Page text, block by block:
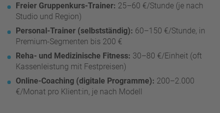
Freier Gruppenkurs-Trainer: 25–60 €/Stunde (je nach
Studio und Region)
Personal-Trainer (selbstständig): 60–150 €/Stunde, in
Premium-Segmenten bis 200 €
Reha- und Medizinische Fitness: 30–80 €/Einheit (oft
Kassenleistung mit Festpreisen)
Online-Coaching (digitale Programme): 200–2.000
€/Monat pro Klient:in, je nach Modell